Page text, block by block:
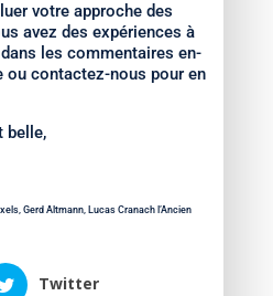
votre approche des
avez des expériences à
les commentaires en-
ou contactez-nous pour en
belle,
Gerd Altmann, Lucas Cranach l’Ancien
Twitter